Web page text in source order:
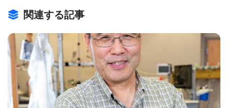
Dr. Visselは、「興味深いことに、過去の研究でもア
ルツハイマー病の患者の脳のこの前頭葉皮質の領域
が刺激を受けて明るくなることが突き止められてい
る。つまり、人間の場合も同じような機能補償を行
うために神経回路の発達が起きていることを示して
いる。アルツハイマー患者の脳はすでに損傷に対す
関連する記事
BIOMARKET JP